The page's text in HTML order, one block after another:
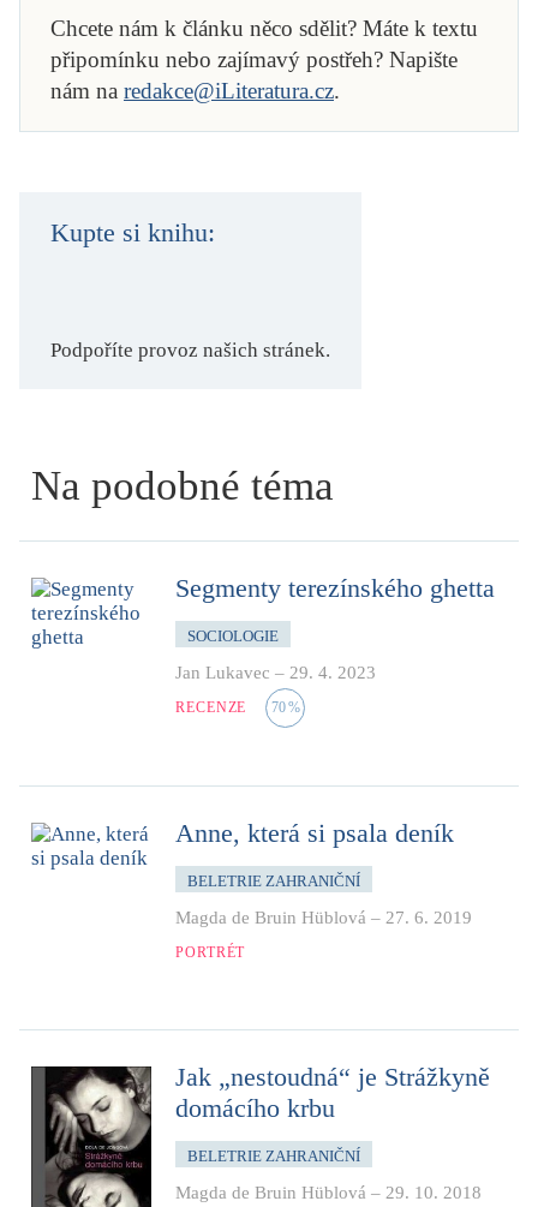
Chcete nám k článku něco sdělit? Máte k textu
připomínku nebo zajímavý postřeh? Napište
nám na redakce@iLiteratura.cz.
Kupte si knihu:
Podpoříte provoz našich stránek.
Na podobné téma
Segmenty terezínského ghetta
SOCIOLOGIE
Jan Lukavec – 29. 4. 2023
RECENZE 70%
Anne, která si psala deník
BELETRIE ZAHRANIČNÍ
Magda de Bruin Hüblová – 27. 6. 2019
PORTRÉT
Jak „nestoudná“ je Strážkyně
domácího krbu
BELETRIE ZAHRANIČNÍ
Magda de Bruin Hüblová – 29. 10. 2018